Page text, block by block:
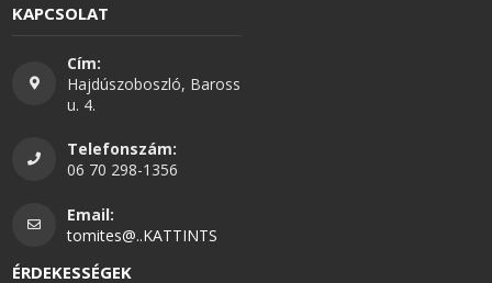
KAPCSOLAT
Cím:
Hajdúszoboszló, Baross
u. 4.
Telefonszám:
06 70 298-1356
Email:
tomites@..KATTINTS
ÉRDEKESSÉGEK